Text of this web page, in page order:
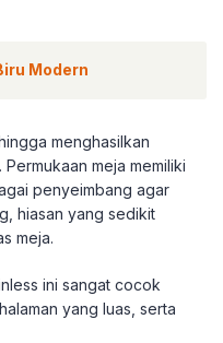
Modern
menghasilkan
meja memiliki
penyeimbang agar
hiasan yang sedikit
meja.
ini sangat cocok
yang luas, serta